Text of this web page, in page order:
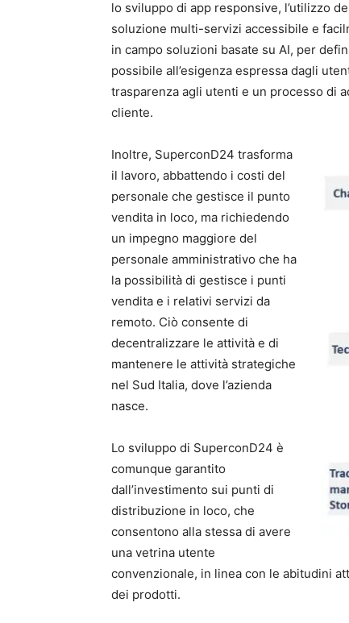
lo sviluppo di app responsive, l’utilizzo
soluzione multi-servizi accessibile e
in campo soluzioni basate su AI, per
possibile all’esigenza espressa dagli
trasparenza agli utenti e un processo di
cliente.
Inoltre, SuperconD24 trasforma
il lavoro, abbattendo i costi del
personale che gestisce il punto
vendita in loco, ma richiedendo
un impegno maggiore del
personale amministrativo che ha
la possibilità di gestisce i punti
vendita e i relativi servizi da
remoto. Ciò consente di
decentralizzare le attività e di
mantenere le attività strategiche
nel Sud Italia, dove l’azienda
nasce.
Lo sviluppo di SuperconD24 è
comunque garantito
dall’investimento sui punti di
distribuzione in loco, che
consentono alla stessa di avere
una vetrina utente
convenzionale, in linea con le abitudini
dei prodotti.